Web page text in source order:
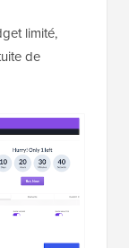
limité,
de